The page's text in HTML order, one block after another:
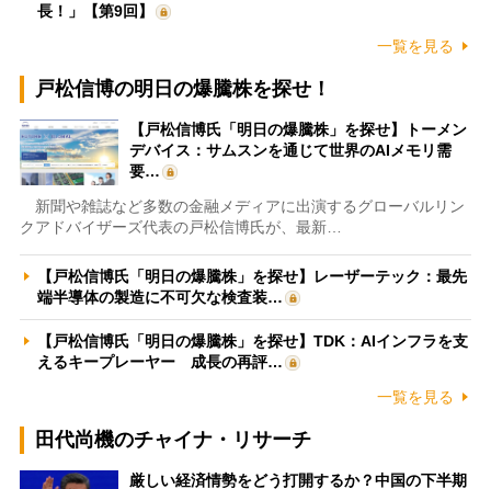
長！」【第9回】
一覧を見る
戸松信博の明日の爆騰株を探せ！
【戸松信博氏「明日の爆騰株」を探せ】トーメン
デバイス：サムスンを通じて世界のAIメモリ需
要…
新聞や雑誌など多数の金融メディアに出演するグローバルリン
クアドバイザーズ代表の戸松信博氏が、最新…
【戸松信博氏「明日の爆騰株」を探せ】レーザーテック：最先
端半導体の製造に不可欠な検査装…
【戸松信博氏「明日の爆騰株」を探せ】TDK：AIインフラを支
えるキープレーヤー 成長の再評…
一覧を見る
田代尚機のチャイナ・リサーチ
厳しい経済情勢をどう打開するか？中国の下半期